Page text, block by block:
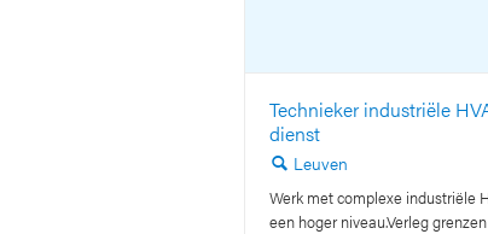
Technieker industriële
dienst
🔍 Leuven
Werk met complexe industriële
een hoger niveau.Verleg